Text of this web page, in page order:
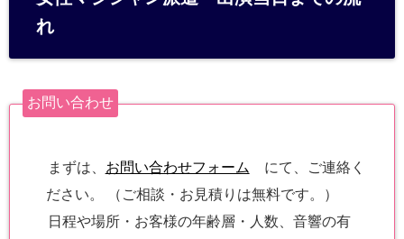
れ
お問い合わせ
まずは、 お問い合わせフォーム にて、ご連絡く
ださい。 （ご相談・お見積りは無料です。）
日程や場所・お客様の年齢層・人数、音響の有